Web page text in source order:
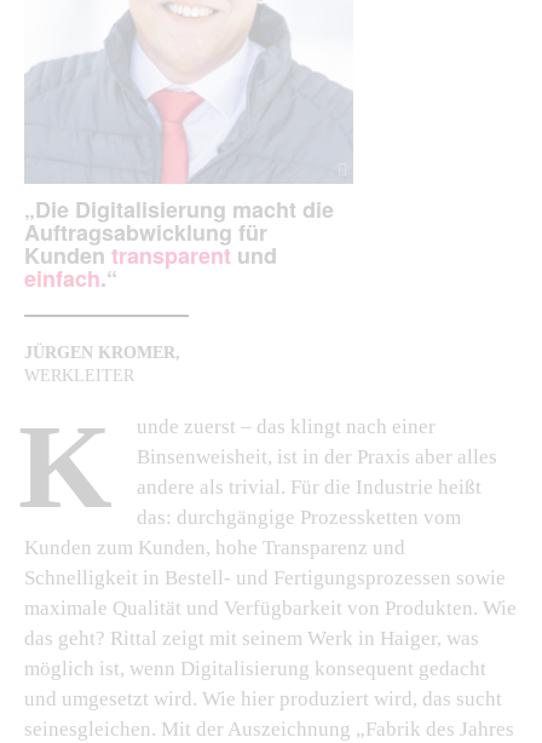
„Die Digitalisierung macht die
Auftragsabwicklung für
Kunden transparent und
einfach.“
JÜRGEN KROMER,
WERKLEITER
K
unde zuerst – das klingt nach einer
Binsenweisheit, ist in der Praxis aber alles
andere als trivial. Für die Industrie heißt
das: durchgängige Prozessketten vom
Kunden zum Kunden, hohe Transparenz und
Schnelligkeit in Bestell- und Fertigungsprozessen sowie
maximale Qualität und Verfügbarkeit von Produkten. Wie
das geht? Rittal zeigt mit seinem Werk in Haiger, was
möglich ist, wenn Digitalisierung konsequent gedacht
und umgesetzt wird. Wie hier produziert wird, das sucht
seinesgleichen. Mit der Auszeichnung „Fabrik des Jahres